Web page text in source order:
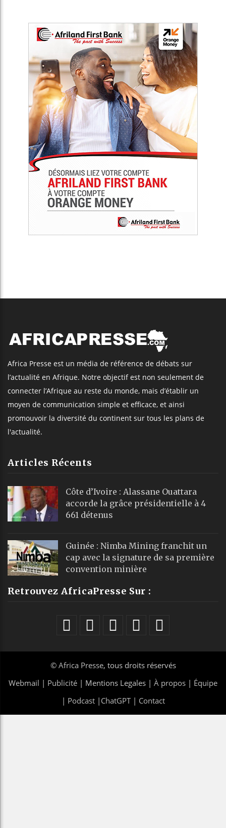
Africa Presse est un média de référence de débats sur
l’actualité en Afrique. Notre objectif est non seulement de
connecter l’Afrique au reste du monde, mais d’établir un
moyen de communication simple et efficace, et ainsi
promouvoir la diversité du continent sur tous les plans de
l'actualité.
Articles Récents
Côte d’Ivoire : Alassane Ouattara
accorde la grâce présidentielle à 4
661 détenus
Guinée : Nimba Mining franchit un
cap avec la signature de sa première
convention minière
Retrouvez AfricaPresse Sur :
© Africa Presse, tous droits réservés
Webmail | Publicité | Mentions Legales | À propos | Équipe
| Podcast| ChatGPT| Contact